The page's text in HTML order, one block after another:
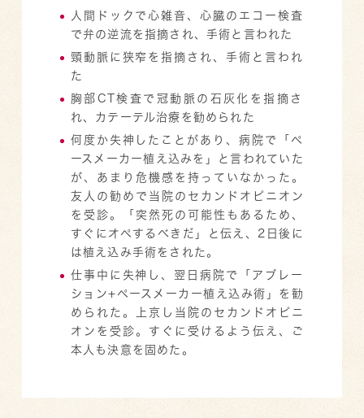
人間ドックで心雑音、心臓のエコー検査
で弁の逆流を指摘され、手術と言われた
頸動脈に狭窄を指摘され、手術と言われ
た
胸部CT検査で冠動脈の石灰化を指摘さ
れ、カテーテル治療を勧められた
何度か失神したことがあり、病院で「ペ
ースメーカー植え込みを」と言われていた
が、あまり危機感を持っていなかった。
友人の勧めで当院のセカンドオピニオン
を受診。「突然死の可能性もあるため、
すぐにオペするべきだ」と伝え、2日後に
は植え込み手術をされた。
仕事中に失神し、翌日病院で「アブレー
ション+ペースメーカー植え込み術」を勧
められた。上京し当院のセカンドオピニ
オンを受診。すぐに受けるよう伝え、ご
本人も決意を固めた。